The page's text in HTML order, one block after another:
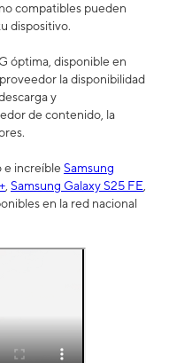
compatibles pueden
dispositivo.
óptima, disponible en
la disponibilidad
y
de contenido, la
e increíble Samsung
, Samsung Galaxy S25 FE,
en la red nacional